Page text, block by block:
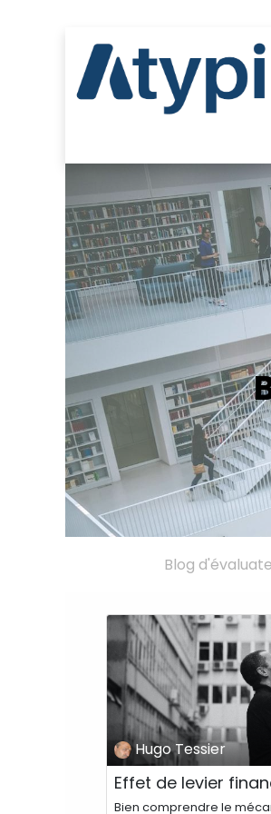
Blog
Hugo Tessier
​Effet de levier
Bien comprendre le